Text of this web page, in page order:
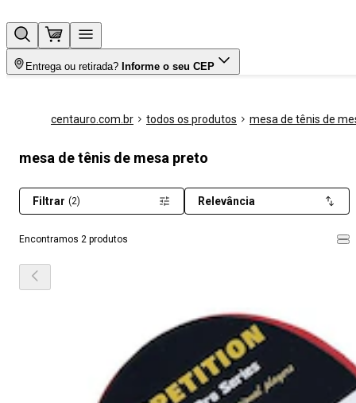
Entrega ou retirada? Informe o seu CEP
centauro.com.br todos os produtos mesa de tênis de
mesa de tênis de mesa preto
Encontramos 2 produtos
Filtrar (2) Relevância